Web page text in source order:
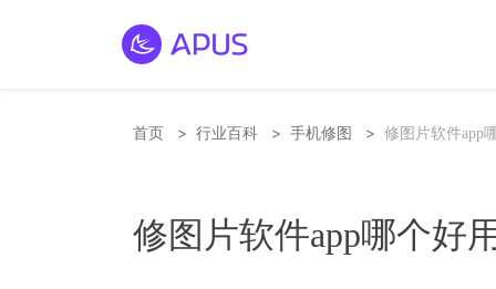
首页 > 行业百科 > 手机修图 > 修图片软件app
修图片软件app哪个好